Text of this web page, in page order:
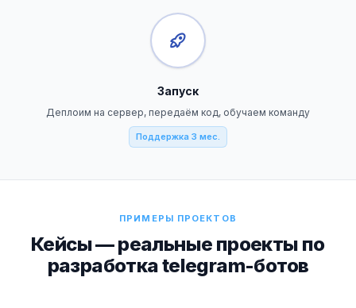
Запуск
Деплоим на сервер, передаём код, обучаем команду
Поддержка 3 мес.
ПРИМЕРЫ ПРОЕКТОВ
Кейсы — реальные проекты по
разработка telegram-ботов